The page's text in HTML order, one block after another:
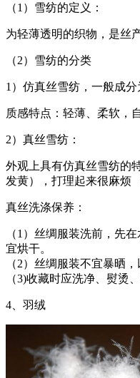
（1）雪纺的定义：
为轻薄透明的织物，是丝
（2）雪纺的分类
1）仿真丝雪纺，一般成分
质感特点：轻薄、柔软，
2）真丝雪纺：
外观上具有仿真丝雪纺的
发黄），打理起来很麻烦
真丝洗涤保养：
（1）丝绸服装洗前，先
宜烘干。
（2）丝绸服装不宜暴晒
（3)收藏时应洗净、熨烫
4、羽绒